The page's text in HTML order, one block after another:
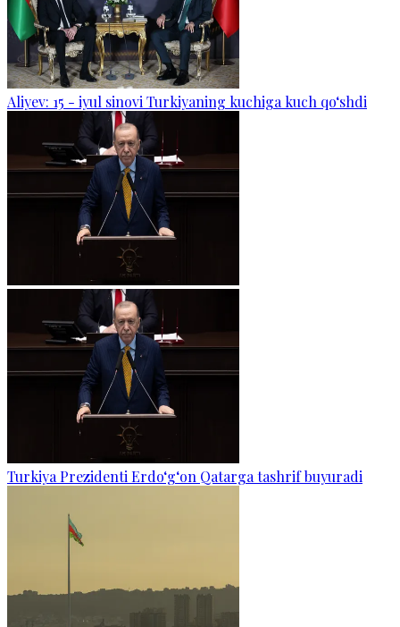
Aliyev: 15 - iyul sinovi Turkiyaning kuchiga kuch qo‘shdi
Turkiya Prezidenti Erdo‘g‘on Qatarga tashrif buyuradi